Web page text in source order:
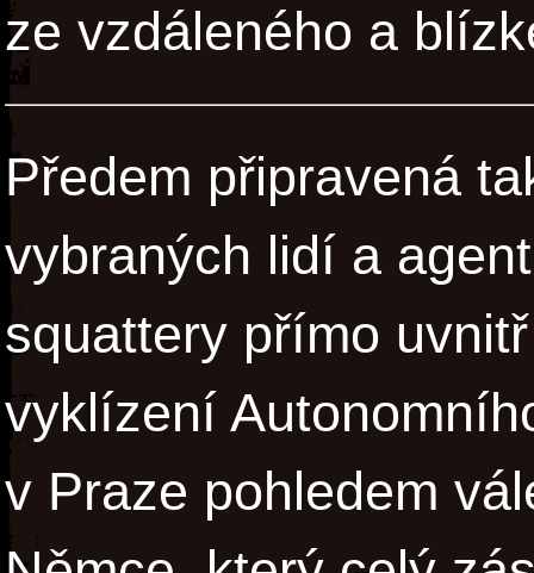
ze vzdáleného a
Předem připravená
vybraných lidí a
squattery přímo
vyklízení
v Praze pohledem